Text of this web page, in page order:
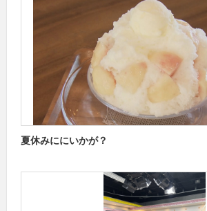
夏休みににいかが？